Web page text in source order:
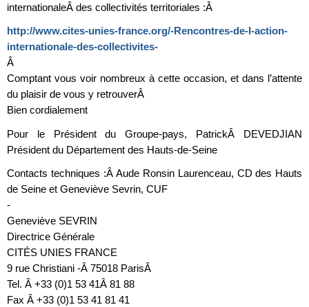
internationaleÂ des collectivités territoriales :Â
http://www.cites-unies-france.org/-Rencontres-de-l-action-
internationale-des-collectivites-
Â
Comptant vous voir nombreux à cette occasion, et dans l’attente
du plaisir de vous y retrouverÂ
Bien cordialement
Pour le Président du Groupe-pays, PatrickÂ DEVEDJIAN
Président du Département des Hauts-de-Seine
Contacts techniques :Â Aude Ronsin Laurenceau, CD des Hauts
de Seine et Geneviève Sevrin, CUF
-
Geneviève SEVRIN
Directrice Générale
CITÉS UNIES FRANCE
9 rue Christiani -Â 75018 ParisÂ
Tel. Â +33 (0)1 53 41Â 81 88
Fax Â +33 (0)1 53 41 81 41